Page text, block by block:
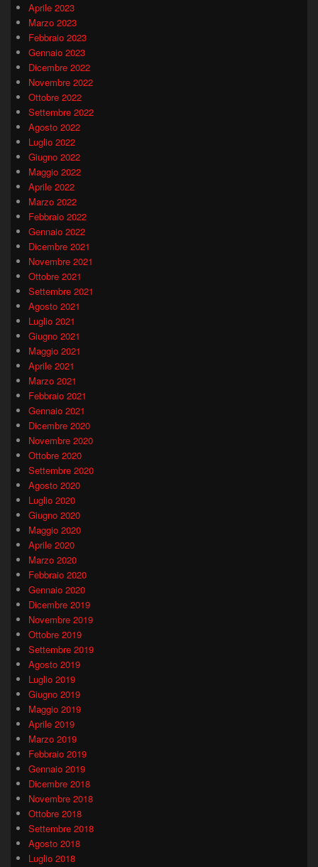
Aprile 2023
Marzo 2023
Febbraio 2023
Gennaio 2023
Dicembre 2022
Novembre 2022
Ottobre 2022
Settembre 2022
Agosto 2022
Luglio 2022
Giugno 2022
Maggio 2022
Aprile 2022
Marzo 2022
Febbraio 2022
Gennaio 2022
Dicembre 2021
Novembre 2021
Ottobre 2021
Settembre 2021
Agosto 2021
Luglio 2021
Giugno 2021
Maggio 2021
Aprile 2021
Marzo 2021
Febbraio 2021
Gennaio 2021
Dicembre 2020
Novembre 2020
Ottobre 2020
Settembre 2020
Agosto 2020
Luglio 2020
Giugno 2020
Maggio 2020
Aprile 2020
Marzo 2020
Febbraio 2020
Gennaio 2020
Dicembre 2019
Novembre 2019
Ottobre 2019
Settembre 2019
Agosto 2019
Luglio 2019
Giugno 2019
Maggio 2019
Aprile 2019
Marzo 2019
Febbraio 2019
Gennaio 2019
Dicembre 2018
Novembre 2018
Ottobre 2018
Settembre 2018
Agosto 2018
Luglio 2018